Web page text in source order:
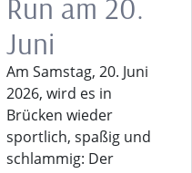
Run am 20.
Juni
Am Samstag, 20. Juni
2026, wird es in
Brücken wieder
sportlich, spaßig und
schlammig: Der